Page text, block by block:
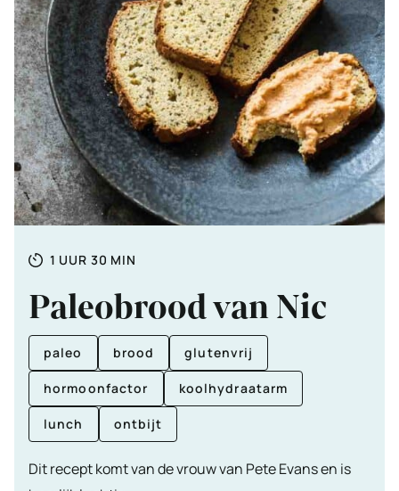
Totale
1 UUR
UUR 30 MINUTEN
MIN
Paleobrood van Nic
paleo brood glutenvrij
hormoonfactor koolhydraatarm
lunch ontbijt
Dit recept komt van de vrouw van Pete Evans en is